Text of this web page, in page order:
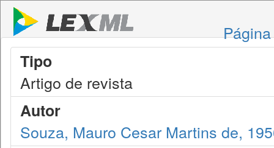
Tipo
Artigo de revista
Autor
Souza, Mauro Cesar Martins de,